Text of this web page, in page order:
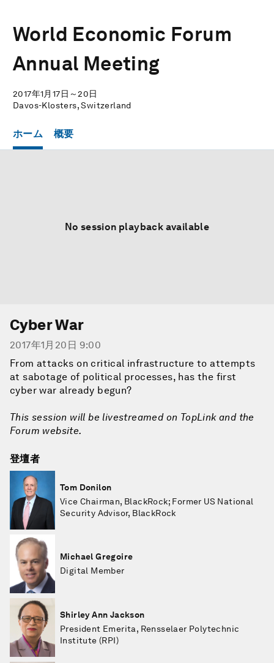
World Economic Forum
Annual Meeting
2017年1月17日～20日
Davos-Klosters, Switzerland
ホーム 概要
No session playback available
Cyber War
2017年1月20日 9:00
From attacks on critical infrastructure to attempts
at sabotage of political processes, has the first
cyber war already begun?
This session will be livestreamed on TopLink and the
Forum website.
登壇者
Tom Donilon
Vice Chairman, BlackRock; Former US National
Security Advisor, BlackRock
Michael Gregoire
Digital Member
Shirley Ann Jackson
President Emerita, Rensselaer Polytechnic
Institute (RPI)